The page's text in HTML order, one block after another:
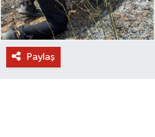
Paylaş